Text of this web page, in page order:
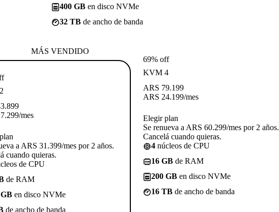
400 GB en disco NVMe
32 TB de ancho de banda
MÁS VENDIDO
/mes
a ARS 31.399/mes por 2 años.
cuando quieras.
de CPU
de RAM
en disco NVMe
de ancho de banda
69% off
KVM 4
ARS 79.199
ARS 24.199/mes
Elegir plan
Se renueva a ARS 60.299/mes por 2 años.
Cancelá cuando quieras.
4 núcleos de CPU
16 GB de RAM
200 GB en disco NVMe
16 TB de ancho de banda